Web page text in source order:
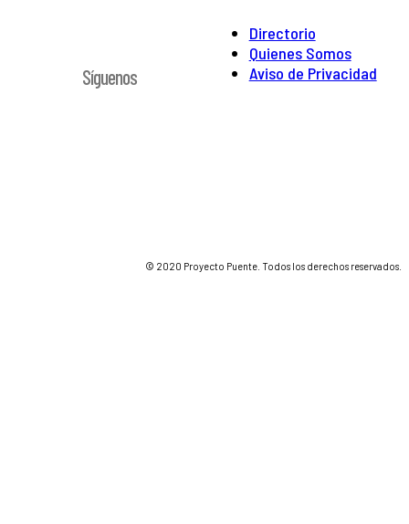
Directorio
Quienes Somos
Aviso de Privacidad
Síguenos
© 2020 Proyecto Puente. Todos los derechos reservados.